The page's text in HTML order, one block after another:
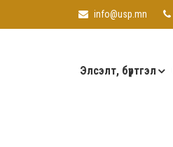
info@usp.mn
Элсэлт, бүртгэл